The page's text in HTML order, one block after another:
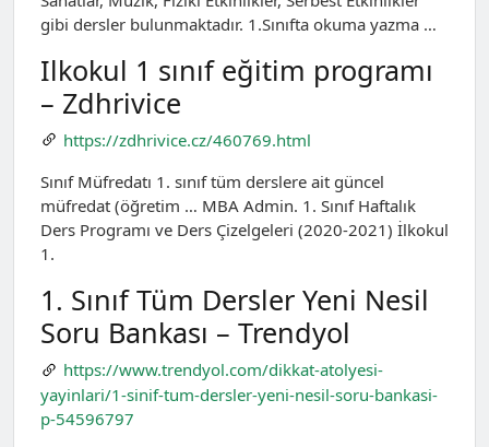
gibi dersler bulunmaktadır. 1.Sınıfta okuma yazma …
Ilkokul 1 sınıf eğitim programı
– Zdhrivice
https://zdhrivice.cz/460769.html
Sınıf Müfredatı 1. sınıf tüm derslere ait güncel
müfredat (öğretim … MBA Admin. 1. Sınıf Haftalık
Ders Programı ve Ders Çizelgeleri (2020-2021) İlkokul
1.
1. Sınıf Tüm Dersler Yeni Nesil
Soru Bankası – Trendyol
https://www.trendyol.com/dikkat-atolyesi-
yayinlari/1-sinif-tum-dersler-yeni-nesil-soru-bankasi-
p-54596797